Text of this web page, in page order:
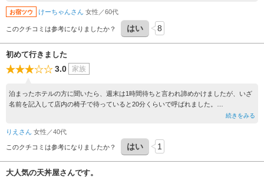
お宿ツウ けーちゃんさん 女性／60代
このクチコミは参考になりましたか？ はい 8
初めて行きました
3.0 家族
泊まったホテルの方に聞いたら、週末は1時間待ちと言われ諦めかけましたが、いざ
名前を記入して店内の椅子で待っていると20分くらいで呼ばれました。
っぱいになります。
続きをみる
りえさん 女性／40代
このクチコミは参考になりましたか？ はい 1
大人気の天丼屋さんです。